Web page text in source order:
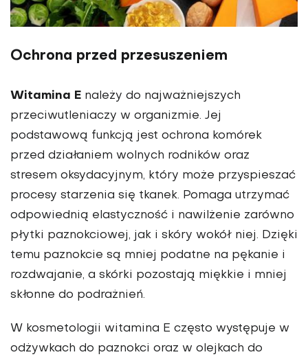
Ochrona przed przesuszeniem
Witamina E należy do najważniejszych
przeciwutleniaczy w organizmie. Jej
podstawową funkcją jest ochrona komórek
przed działaniem wolnych rodników oraz
stresem oksydacyjnym, który może przyspieszać
procesy starzenia się tkanek. Pomaga utrzymać
odpowiednią elastyczność i nawilżenie zarówno
płytki paznokciowej, jak i skóry wokół niej. Dzięki
temu paznokcie są mniej podatne na pękanie i
rozdwajanie, a skórki pozostają miękkie i mniej
skłonne do podrażnień.
W kosmetologii witamina E często występuje w
odżywkach do paznokci oraz w olejkach do